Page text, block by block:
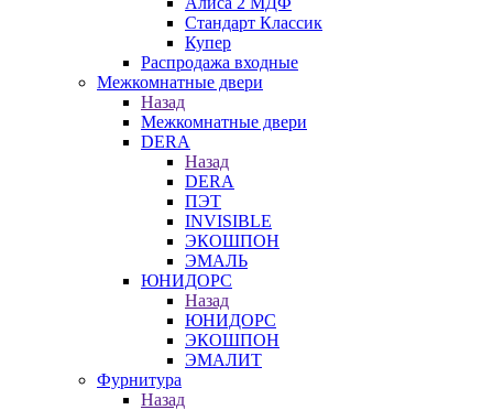
Стандарт Классик
Купер
Распродажа входные
Межкомнатные двери
Назад
Межкомнатные двери
DERA
Назад
DERA
ПЭТ
INVISIBLE
ЭКОШПОН
ЭМАЛЬ
ЮНИДОРС
Назад
ЮНИДОРС
ЭКОШПОН
ЭМАЛИТ
Фурнитура
Назад